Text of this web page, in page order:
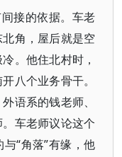
接的依据。车老
角，屋后就是空
。他住北村时，
八个业务骨干。
语系的钱老师、
车老师议论这个
“角落”有缘，他